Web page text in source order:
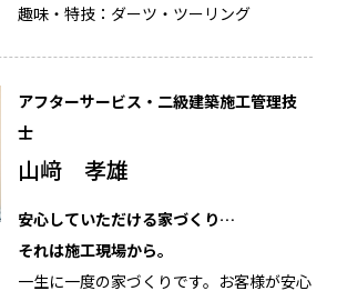
趣味・特技：ダーツ・ツーリング
アフターサービス・二級建築施工管理技
士
山﨑 孝雄
安心していただける家づくり…
それは施工現場から。
一生に一度の家づくりです。お客様が安心